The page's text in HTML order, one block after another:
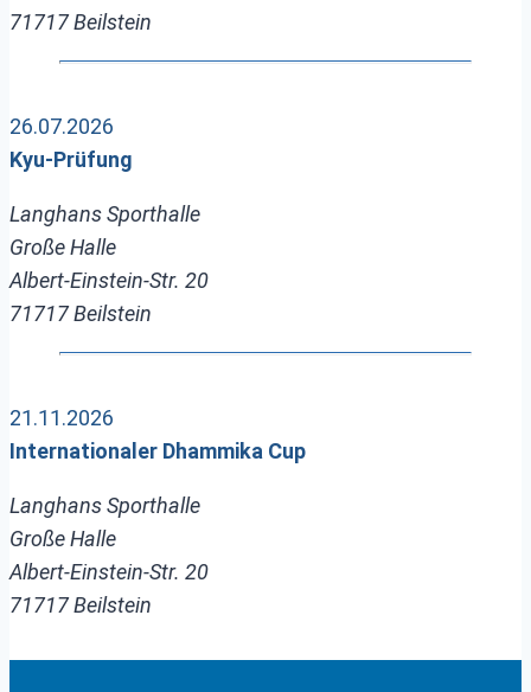
71717 Beilstein
26.07.2026
Kyu-Prüfung
Langhans Sporthalle
Große Halle
Albert-Einstein-Str. 20
71717 Beilstein
21.11.2026
Internationaler Dhammika Cup
Langhans Sporthalle
Große Halle
Albert-Einstein-Str. 20
71717 Beilstein